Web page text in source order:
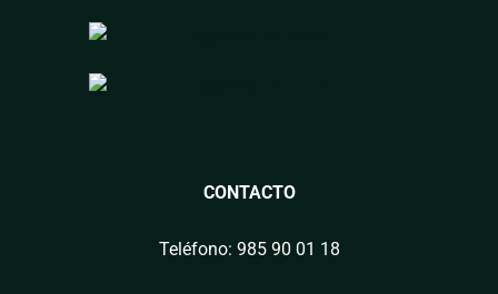
CONTACTO
Teléfono: 985 90 01 18